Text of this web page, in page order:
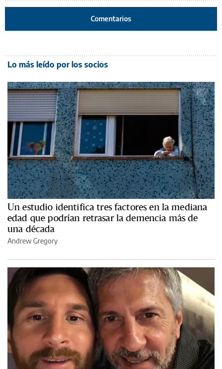
Comentarios
Lo más leído por los socios
Un estudio identifica tres factores en la mediana
edad que podrían retrasar la demencia más de
una década
Andrew Gregory